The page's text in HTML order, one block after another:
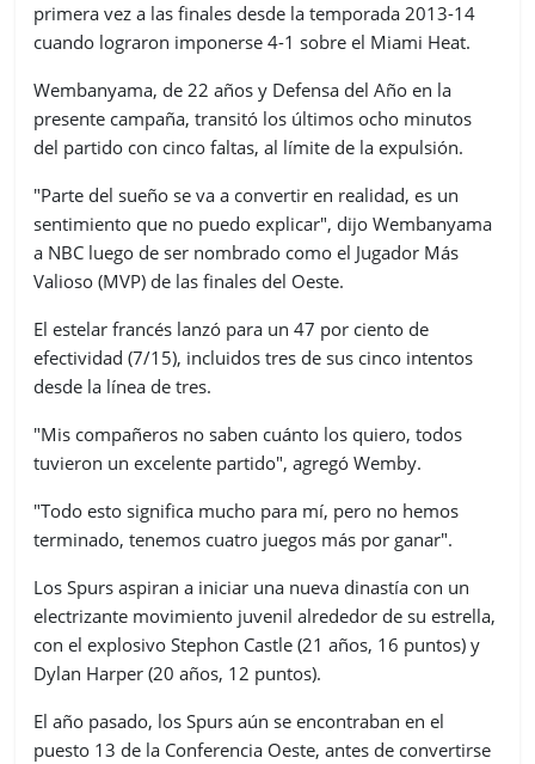
primera vez a las finales desde la temporada 2013-14
cuando lograron imponerse 4-1 sobre el Miami Heat.
Wembanyama, de 22 años y Defensa del Año en la
presente campaña, transitó los últimos ocho minutos
del partido con cinco faltas, al límite de la expulsión.
"Parte del sueño se va a convertir en realidad, es un
sentimiento que no puedo explicar", dijo Wembanyama
a NBC luego de ser nombrado como el Jugador Más
Valioso (MVP) de las finales del Oeste.
El estelar francés lanzó para un 47 por ciento de
efectividad (7/15), incluidos tres de sus cinco intentos
desde la línea de tres.
"Mis compañeros no saben cuánto los quiero, todos
tuvieron un excelente partido", agregó Wemby.
"Todo esto significa mucho para mí, pero no hemos
terminado, tenemos cuatro juegos más por ganar".
Los Spurs aspiran a iniciar una nueva dinastía con un
electrizante movimiento juvenil alrededor de su estrella,
con el explosivo Stephon Castle (21 años, 16 puntos) y
Dylan Harper (20 años, 12 puntos).
El año pasado, los Spurs aún se encontraban en el
puesto 13 de la Conferencia Oeste, antes de convertirse